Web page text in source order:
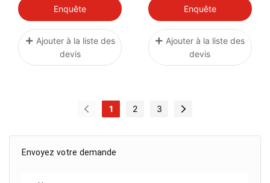
Envoyez votre demande
VXS YAMAHA-07
GP1800
Enquête
Ajouter à la liste des
devis
CRUISER HO 1.8L
YAMAHA-04
Enquête
Ajouter à la liste des
devis
1 2 3